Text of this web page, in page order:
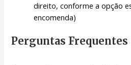
direito, conforme a opção
encomenda)
Perguntas Frequentes